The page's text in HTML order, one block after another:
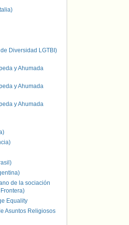
Diversidad LGTBI)
y Ahumada
y Ahumada
y Ahumada
de la sociación
Equality
Asuntos Religiosos